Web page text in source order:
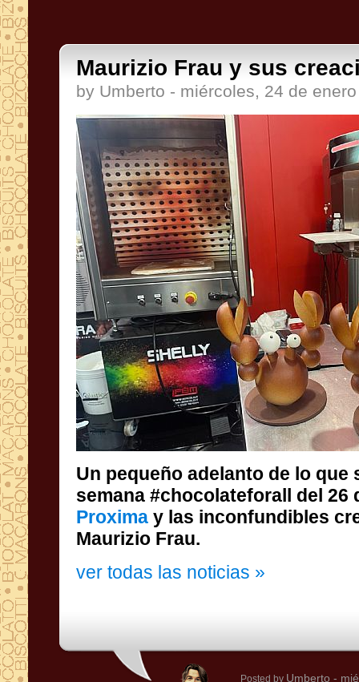
Maurizio Frau y sus
by Umberto - miércoles, 24 de
Un pequeño adelanto de lo que
semana #chocolateforall del 26
Proxima y las inconfundibles
Maurizio Frau.
ver todas las noticias »
Posted by Umberto -